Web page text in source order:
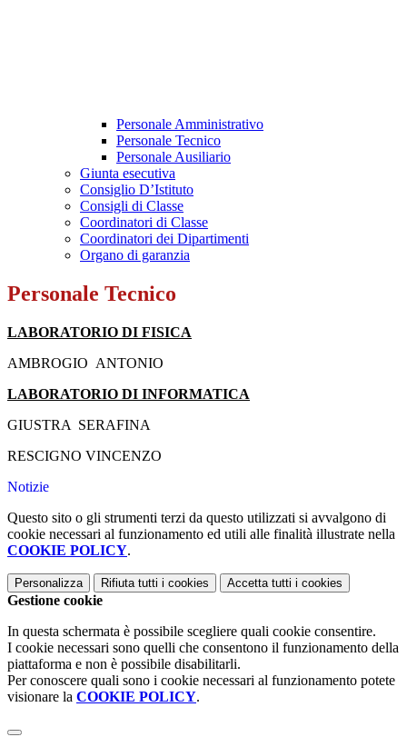
Personale Amministrativo
Personale Tecnico
Personale Ausiliario
Giunta esecutiva
Consiglio D’Istituto
Consigli di Classe
Coordinatori di Classe
Coordinatori dei Dipartimenti
Organo di garanzia
Personale Tecnico
LABORATORIO DI FISICA
AMBROGIO ANTONIO
LABORATORIO DI INFORMATICA
GIUSTRA SERAFINA
RESCIGNO VINCENZO
Notizie
Questo sito o gli strumenti terzi da questo utilizzati si avvalgono di
cookie necessari al funzionamento ed utili alle finalità illustrate nella
COOKIE POLICY.
Personalizza Rifiuta tutti i cookies Accetta tutti i cookies
Gestione cookie
In questa schermata è possibile scegliere quali cookie consentire.
I cookie necessari sono quelli che consentono il funzionamento della
piattaforma e non è possibile disabilitarli.
Per conoscere quali sono i cookie necessari al funzionamento potete
visionare la COOKIE POLICY.